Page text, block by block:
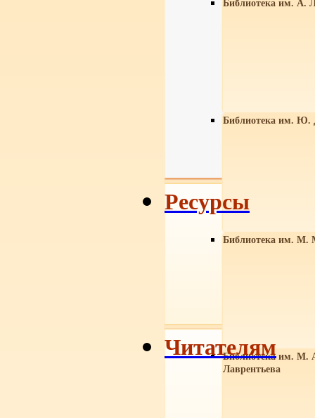
Библиотека им. А.
Библиотека им. Ю.
Библиотека им. М.
Библиотека им. М.
Лаврентьева
Ресурсы
Читателям